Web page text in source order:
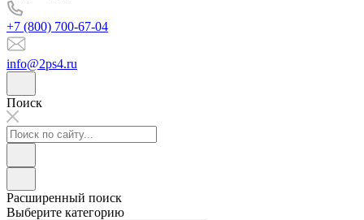
+7 (800) 700-67-04
info@2ps4.ru
Поиск
Расширенный поиск
Выберите категорию